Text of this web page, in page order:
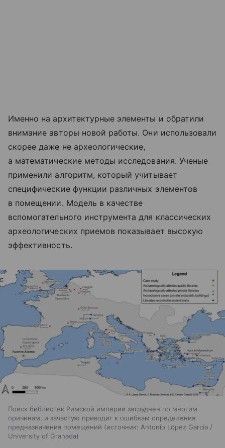
Именно на архитектурные элементы и обратили
внимание авторы новой работы. Они использовали
скорее даже не археологические,
а математические методы исследования. Ученые
применили алгоритм, который учитывает
специфические функции различных элементов
в помещении. Модель в качестве
вспомогательного инструмента для классических
археологических приемов показывает высокую
эффективность.
Поиск библиотек Римской империи затруднен по многим
причинам, и зачастую приводит к ошибкам определения
предназначения помещений
источник: Antonio López García /
University of Granada